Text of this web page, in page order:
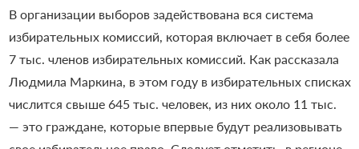
В организации выборов задействована вся система
избирательных комиссий, которая включает в себя более
7 тыс. членов избирательных комиссий. Как рассказала
Людмила Маркина, в этом году в избирательных списках
числится свыше 645 тыс. человек, из них около 11 тыс.
— это граждане, которые впервые будут реализовывать